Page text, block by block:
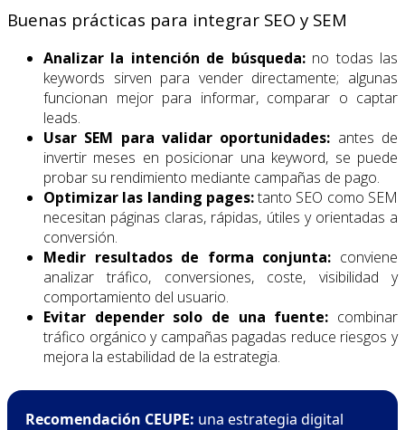
Buenas prácticas para integrar SEO y SEM
Analizar la intención de búsqueda:no todas las
keywords sirven para vender directamente; algunas
funcionan mejor para informar, comparar o captar
leads.
Usar SEM para validar oportunidades: antes de
invertir meses en posicionar una keyword, se puede
probar su rendimiento mediante campañas de pago.
Optimizar las landing pages:tanto SEO como SEM
necesitan páginas claras, rápidas, útiles y orientadas a
conversión.
Medir resultados de forma conjunta: conviene
analizar tráfico, conversiones, coste, visibilidad y
comportamiento del usuario.
Evitar depender solo de una fuente: combinar
tráfico orgánico y campañas pagadas reduce riesgos y
mejora la estabilidad de la estrategia.
Recomendación CEUPE: una estrategia digital